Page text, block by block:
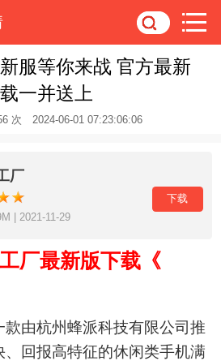
服等你来战 官方最新
一并送上
次 2024-06-01 07:23:06:06
厂
| 2021-11-29
下载
厂最新版下载《
款由杭州蜂派科技有限公司推
回报高特征的休闲类手机满